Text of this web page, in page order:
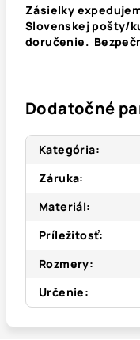
Zásielky
Slovenskej pošty/
doručenie.
Dodatočné
Kategória:
Záruka:
Materiál:
Príležitosť:
Rozmery:
Určenie: